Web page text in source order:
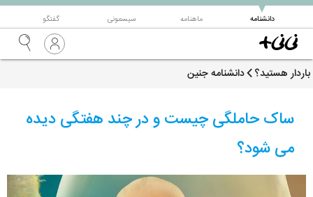
دانشنامه
▼ ماهنامه سیسمونی گفتگو
باردار هستید؟ دانشنامه جنین
ساک حاملگی چیست و در چند هفتگی دیده
می شود؟